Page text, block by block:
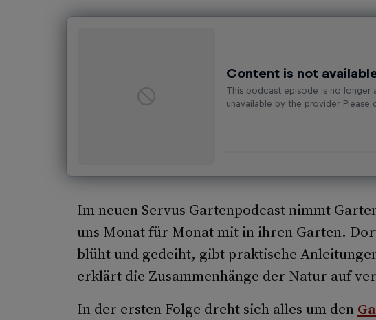
Im neuen Servus Gartenpodcast nimmt
uns Monat für Monat mit in ihren Garten.
blüht und gedeiht, gibt praktische
erklärt die Zusammenhänge der Natur auf
In der ersten Folge dreht sich alles um den